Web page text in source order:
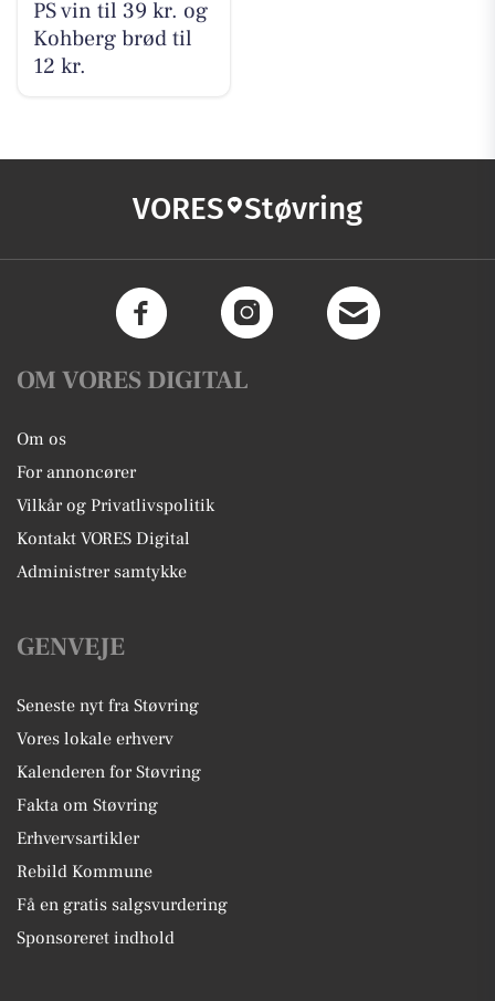
PS vin til 39 kr. og
Kohberg brød til
12 kr.
VORES Støvring
OM VORES DIGITAL
Om os
For annoncører
Vilkår og Privatlivspolitik
Kontakt VORES Digital
Administrer samtykke
GENVEJE
Seneste nyt fra Støvring
Vores lokale erhverv
Kalenderen for Støvring
Fakta om Støvring
Erhvervsartikler
Rebild Kommune
Få en gratis salgsvurdering
Sponsoreret indhold